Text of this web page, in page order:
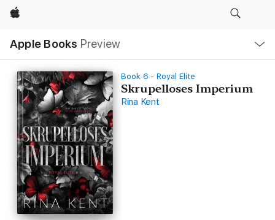
Apple
Apple Books Preview
Nav
Open
Menu
Book 6 - Royal Elite
Skrupelloses Imperium
Rina Kent